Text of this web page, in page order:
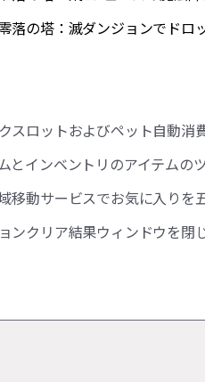
落の塔：滅ダンジョンでド
スロットおよびペット自動
とインベントリのアイテム
移動サービスでお気に入り
ンクリア結果ウィンドウを閉